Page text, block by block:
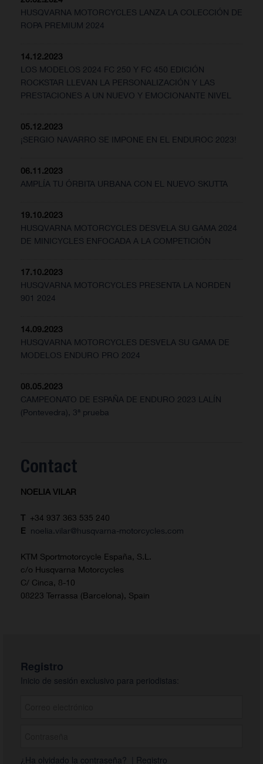
HUSQVARNA MOTORCYCLES LANZA LA COLECCIÓN DE
ROPA PREMIUM 2024
14.12.2023
LOS MODELOS 2024 FC 250 Y FC 450 EDICIÓN
ROCKSTAR LLEVAN LA PERSONALIZACIÓN Y LAS
PRESTACIONES A UN NUEVO Y EMOCIONANTE NIVEL
05.12.2023
¡SERGIO NAVARRO SE IMPONE EN EL ENDUROC 2023!
06.11.2023
AMPLÍA TU ÓRBITA URBANA CON EL NUEVO SKUTTA
19.10.2023
HUSQVARNA MOTORCYCLES DESVELA SU GAMA 2024
DE MINICYCLES ENFOCADA A LA COMPETICIÓN
17.10.2023
HUSQVARNA MOTORCYCLES PRESENTA LA NORDEN
901 2024
14.09.2023
HUSQVARNA MOTORCYCLES DESVELA SU GAMA DE
MODELOS ENDURO PRO 2024
08.05.2023
CAMPEONATO DE ESPAÑA DE ENDURO 2023 LALÍN
(Pontevedra), 3ª prueba
Contact
NOELIA VILAR
T +34 937 363 535 240
E noelia.vilar@husqvarna-motorcycles.com
KTM Sportmotorcycle España, S.L.
c/o Husqvarna Motorcycles
C/ Cinca, 8-10
08223 Terrassa (Barcelona), Spain
Registro
Inicio de sesión exclusivo para periodistas:
¿Ha olvidado la contraseña? Registro